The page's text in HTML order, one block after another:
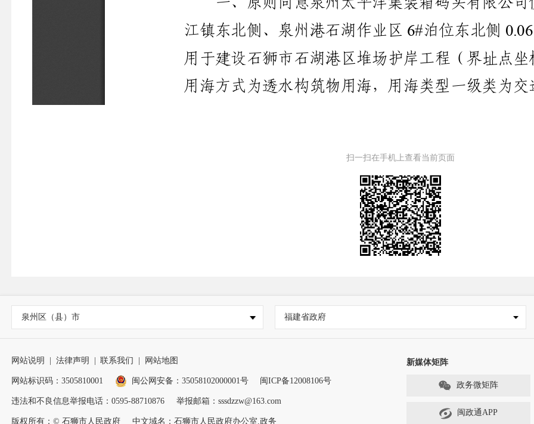
扫一扫在手机上查看当前页面
泉州区（县）市 福建省政府
网站说明 | 法律声明 | 联系我们 | 网站地图
网站标识码：3505810001 闽公网安备：35058102000001号 闽ICP备12008106号
违法和不良信息举报电话：0595-88710876 举报邮箱：sssdzzw@163.com
版权所有：© 石狮市人民政府 中文域名：石狮市人民政府办公室.政务
新媒体矩阵
政务微矩阵
闽政通APP